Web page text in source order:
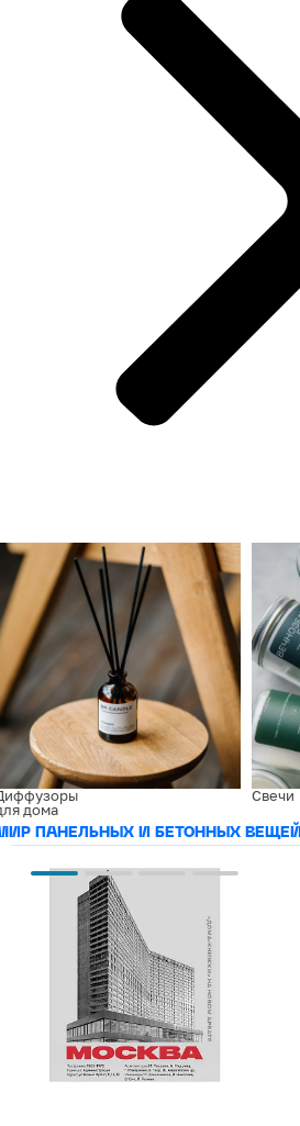
дома
Свечи
ПАНЕЛЬНЫХ И БЕТОННЫХ ВЕЩЕЙ